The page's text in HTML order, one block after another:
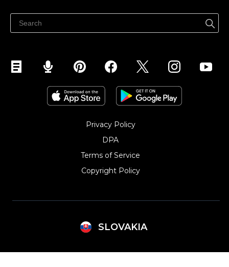
Predávajte na Facebook
Predávať na Instagram
Privacy Policy
DPA
Terms of Service
Copyright Policy‎
SLOVAKIA